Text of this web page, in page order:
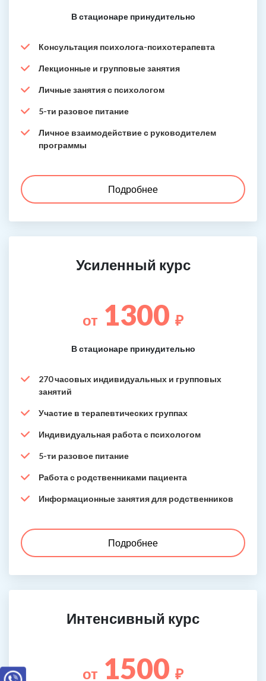
В стационаре принудительно
Консультация психолога-психотерапевта
Лекционные и групповые занятия
Личные занятия с психологом
5-ти разовое питание
Личное взаимодействие с руководителем
программы
Подробнее
Усиленный курс
от 1300 ₽
В стационаре принудительно
270 часовых индивидуальных и групповых
занятий
Участие в терапевтических группах
Индивидуальная работа с психологом
5-ти разовое питание
Работа с родственниками пациента
Информационные занятия для родственников
Подробнее
Интенсивный курс
от 1500 ₽